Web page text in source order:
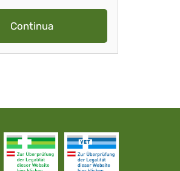
Continua